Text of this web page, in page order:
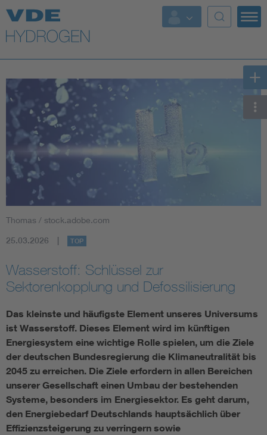
Top-Themen
Thomas / stock.adobe.com
25.03.2026 TOP
Wasserstoff: Schlüssel zur
Sektorenkopplung und Defossilisierung
Das kleinste und häufigste Element unseres Universums
ist Wasserstoff. Dieses Element wird im künftigen
Energiesystem eine wichtige Rolle spielen, um die Ziele
der deutschen Bundesregierung die Klimaneutralität bis
2045 zu erreichen. Die Ziele erfordern in allen Bereichen
unserer Gesellschaft einen Umbau der bestehenden
Systeme, besonders im Energiesektor. Es geht darum,
den Energiebedarf Deutschlands hauptsächlich über
Effizienzsteigerung zu verringern sowie